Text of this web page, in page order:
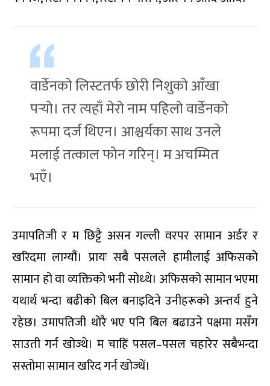
वार्डेनको लिस्टतर्फ छोरी निशुको आँखा
पर्‍यो। तर त्यहाँ मेरो नाम पहिलो वार्डेनको
रूपमा दर्ज थिएन। आश्चर्यका साथ उनले
मलाई तत्काल फोन गरिन्। म अचम्मित
भएँ।
उमापतिजी र म छिट्टै असन गल्ली वरपर सामान अर्डर र
खरिदमा लाग्यौं। प्रायः सबै पसलले हामीलाई अफिसको
सामान हो वा व्यक्तिको भनी सोध्थे। अफिसको सामान भएमा
यथार्थ भन्दा बढीको बिल बनाइदिने उनीहरूको अन्तर्य हुने
रहेछ। उमापतिजी थोरै भए पनि बिल बढाउने पक्षमा मसँग
साउती गर्न खोज्थे। म चाहिं पसल–पसल चहारेर सबैभन्दा
सस्तोमा सामान खरिद गर्न खोज्थें।